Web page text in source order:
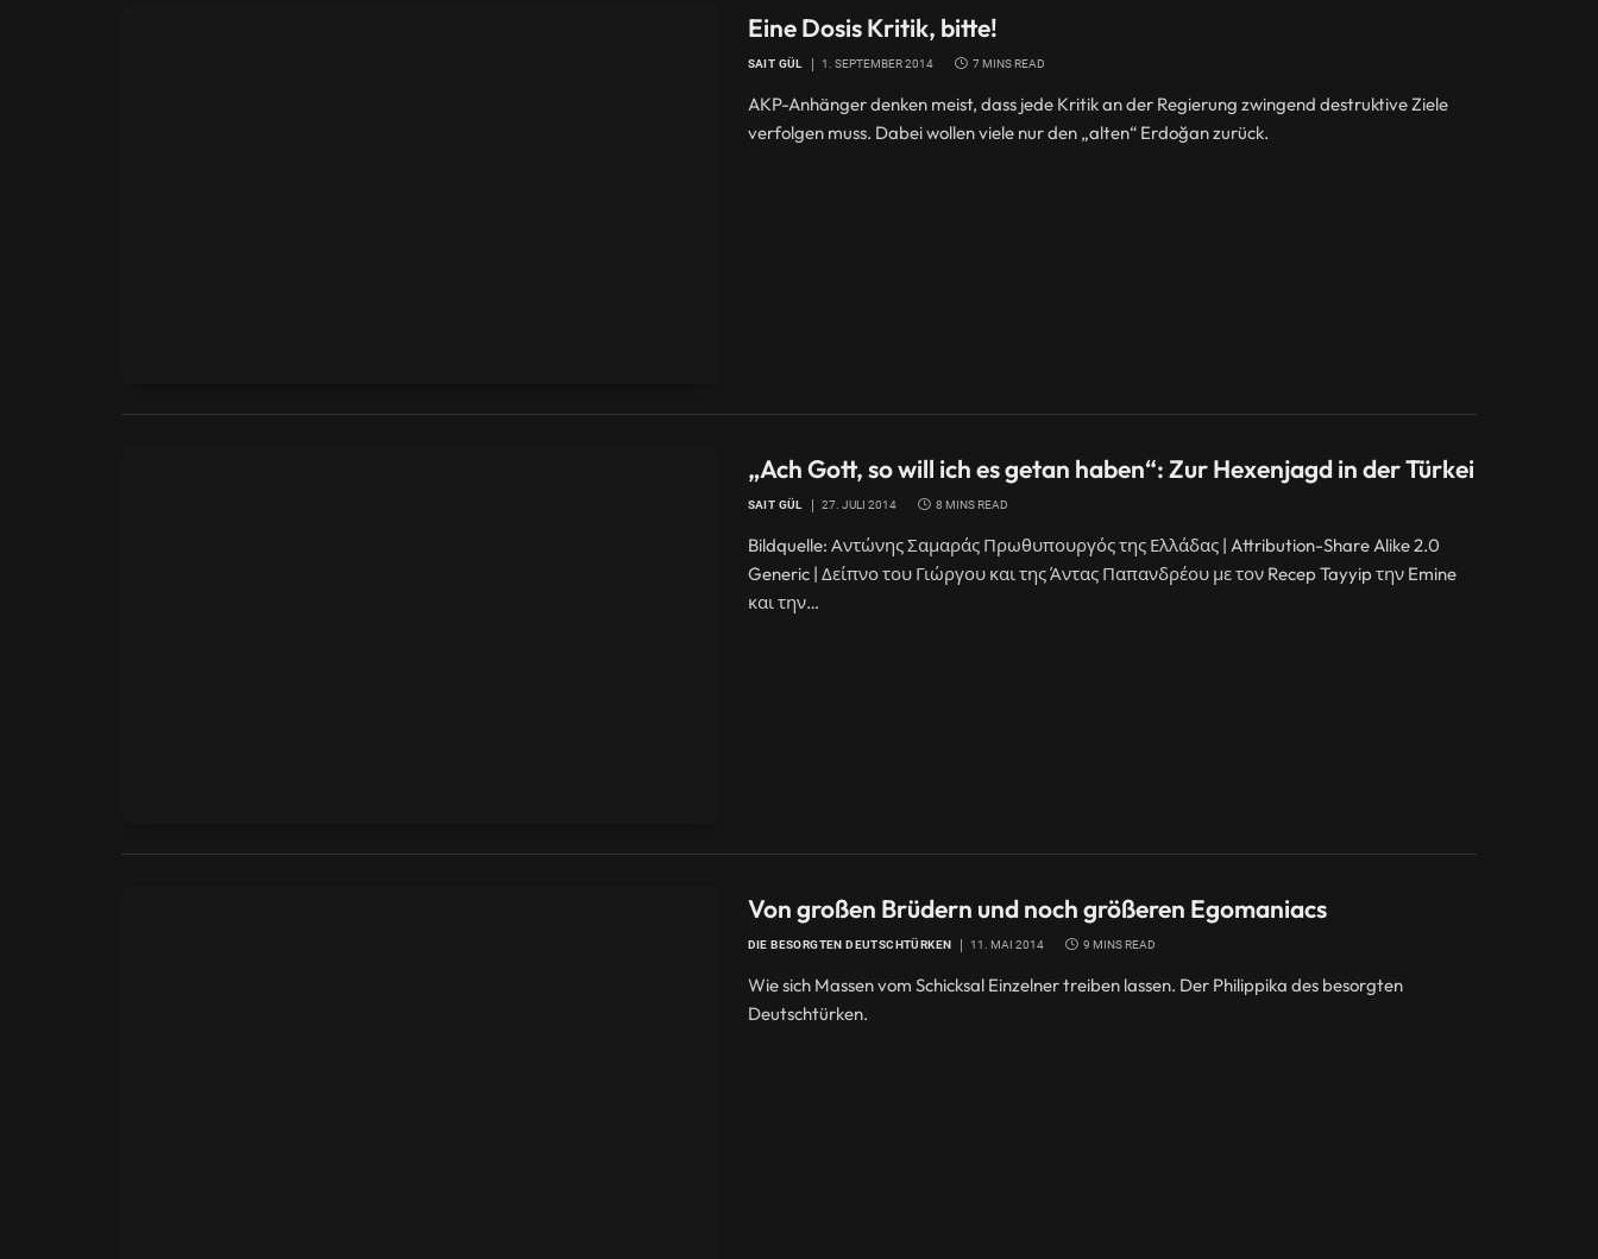
Eine Dosis Kritik, bitte!
SAIT GÜL 1. SEPTEMBER 2014 7 MINS READ
AKP-Anhänger denken meist, dass jede Kritik an der Regierung zwingend destruktive Ziele
verfolgen muss. Dabei wollen viele nur den „alten“ Erdoğan zurück.
„Ach Gott, so will ich es getan haben“: Zur Hexenjagd in der Türkei
SAIT GÜL 27. JULI 2014 8 MINS READ
Bildquelle: Αντώνης Σαμαράς Πρωθυπουργός της Ελλάδας | Attribution-Share Alike 2.0
Generic | Δείπνο του Γιώργου και της Άντας Παπανδρέου με τον Recep Tayyip την Emine
και την…
Von großen Brüdern und noch größeren Egomaniacs
DIE BESORGTEN DEUTSCHTÜRKEN 11. MAI 2014 9 MINS READ
Wie sich Massen vom Schicksal Einzelner treiben lassen. Der Philippika des besorgten
Deutschtürken.